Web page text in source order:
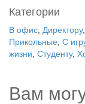
Категории
В офис Директору,
Прикольные С
жизни Студенту,
Вам